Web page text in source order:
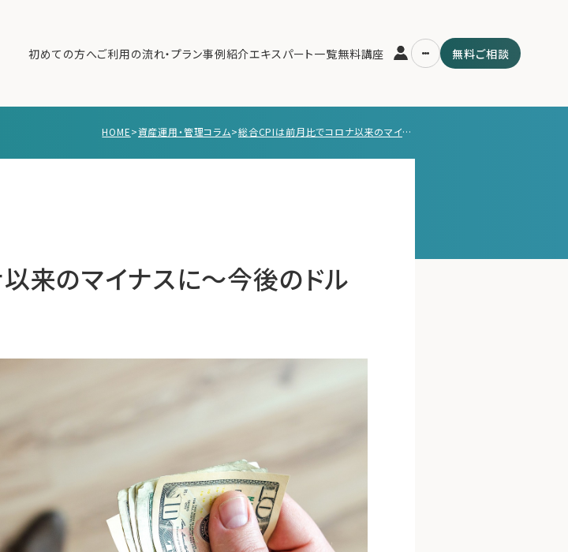
初めての方へご利用の流れ・プラン事例紹介エキスパート一覧無料講座 無料ご相談
HOME>資産運用・管理コラム> 総合CPIは前月比でコロナ以来のマイナスに～今後のドル円に与える影響は？
来のマイナスに～今後のドル